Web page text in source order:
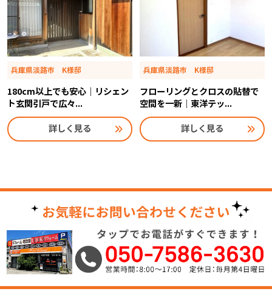
兵庫県淡路市 K様邸
180cm以上でも安心｜リシェン
ト玄関引戸で広々...
詳しく見る
兵庫県淡路市 K様邸
フローリングとクロスの貼替で
空間を一新｜東洋テッ...
詳しく見る